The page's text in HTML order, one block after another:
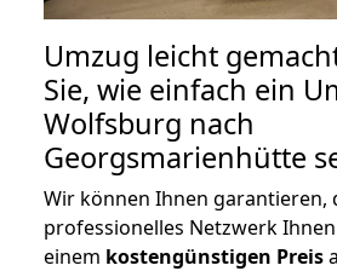
Umzug leicht
Sie, wie einfach ein
Wolfsburg nach
Georgsmarienhütte
Wir können Ihnen garantieren,
professionelles Netzwerk
einem kostengünstigen Preis